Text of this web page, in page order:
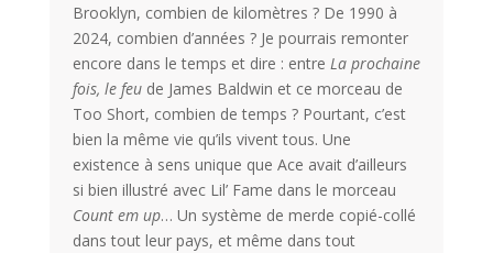
Brooklyn, combien de kilomètres ? De 1990 à
2024, combien d’années ? Je pourrais remonter
encore dans le temps et dire : entre La prochaine
fois, le feude James Baldwin et ce morceau de
Too Short, combien de temps ? Pourtant, c’est
bien la même vie qu’ils vivent tous. Une
existence à sens unique que Ace avait d’ailleurs
si bien illustré avec Lil’ Fame dans le morceau
Count em up… Un système de merde copié-collé
dans tout leur pays, et même dans tout